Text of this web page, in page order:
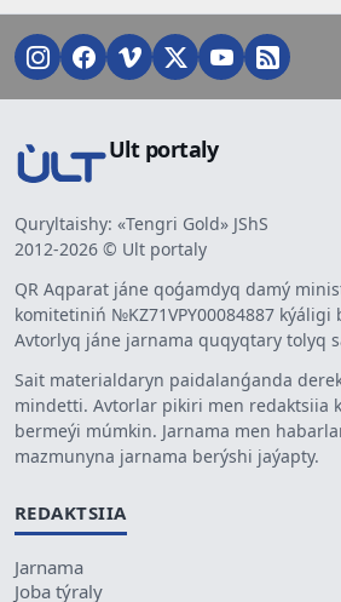
Ult portaly
Quryltaishy: «Tengri Gold» JShS
2012-2026 © Ult portaly
QR Aqparat jáne qoǵamdyq damý
komitetiniń №KZ71VPY00084887 kýáligi
Avtorlyq jáne jarnama quqyqtary tolyq
Sait materialdaryn paidalanǵanda
mindetti. Avtorlar pikiri men redaktsiia
bermeýi múmkin. Jarnama men
mazmunyna jarnama berýshi jaýapty.
REDAKTSIIA
Jarnama
Joba týraly